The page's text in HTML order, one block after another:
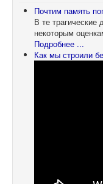
Почтим память
В те трагические
некоторым
Подробнее ...
Как мы строили